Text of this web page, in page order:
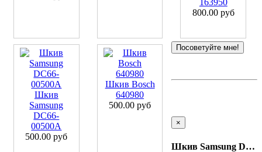
163950
800.00 руб
Шкив
Samsung
DC66-
00500A
500.00 руб
Шкив Bosch
640980
500.00 руб
Посоветуйте мне!
×
Шкив Samsung DC66-10176B